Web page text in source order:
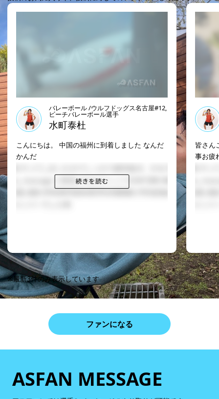
バレーボール /ウルフドッグス名古屋#12,
ビーチバレーボール選手
水町泰杜
こんにちは。 中国の福州に到着しました なんだ
かんだ
皆さん
事お疲
※最新3件のみ表示しています
ファンになる
ASFAN MESSAGE